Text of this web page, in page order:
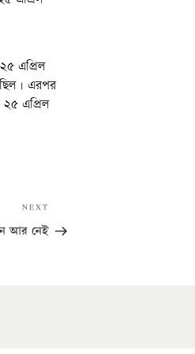
এপ্রিল
এরপর
২৫ এপ্রিল
Post
NEXT
আর নেই